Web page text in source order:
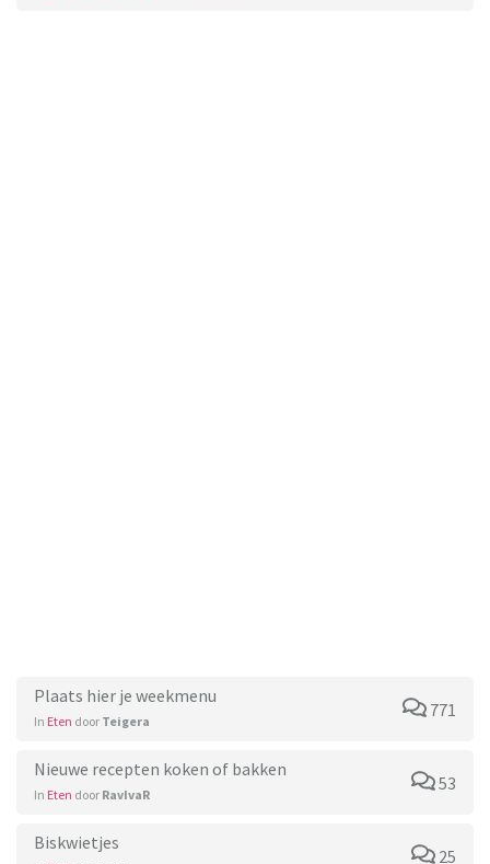
Plaats hier je weekmenu
In Eten door Teigera
771
Nieuwe recepten koken of bakken
In Eten door RavIvaR
53
Biskwietjes
25